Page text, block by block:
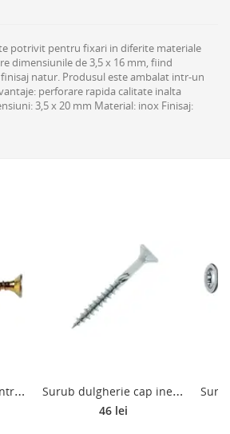
potrivit pentru fixari in diferite materiale
dimensiunile de 3,5 x 16 mm, fiind
natur. Produsul este ambalat intr-un
perforare rapida calitate inalta
3,5 x 20 mm Material: inox Finisaj:
S
urub autofiletant pentru pal si lemn, cu cap inecat, Ø 4 mm, L 40 mm, 150 bucati S
urub dulgherie cap inecat tip Fast, otel zincat alb, TX40, 8 x 80 mm
46 lei